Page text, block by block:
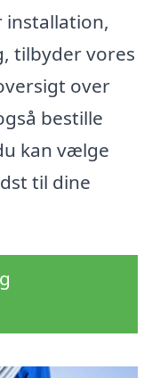
installation,
tilbyder vores
over
bestille
kan vælge
til dine